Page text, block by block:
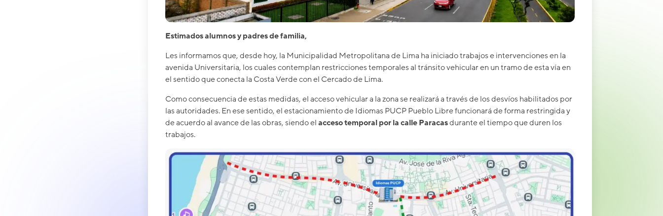
Estimados alumnos y padres de familia,
Les informamos que, desde hoy, la Municipalidad Metropolitana de Lima ha iniciado trabajos e intervenciones en la
avenida Universitaria, los cuales contemplan restricciones temporales al tránsito vehicular en un tramo de esta vía en
el sentido que conecta la Costa Verde con el Cercado de Lima.
Como consecuencia de estas medidas, el acceso vehicular a la zona se realizará a través de los desvíos habilitados por
las autoridades. En ese sentido, el estacionamiento de Idiomas PUCP Pueblo Libre funcionará de forma restringida y
de acuerdo al avance de las obras, siendo el acceso temporal por la calle Paracasdurante el tiempo que duren los
trabajos.